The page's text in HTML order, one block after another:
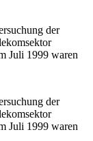
der
Juli 1999 waren
der
Juli 1999 waren